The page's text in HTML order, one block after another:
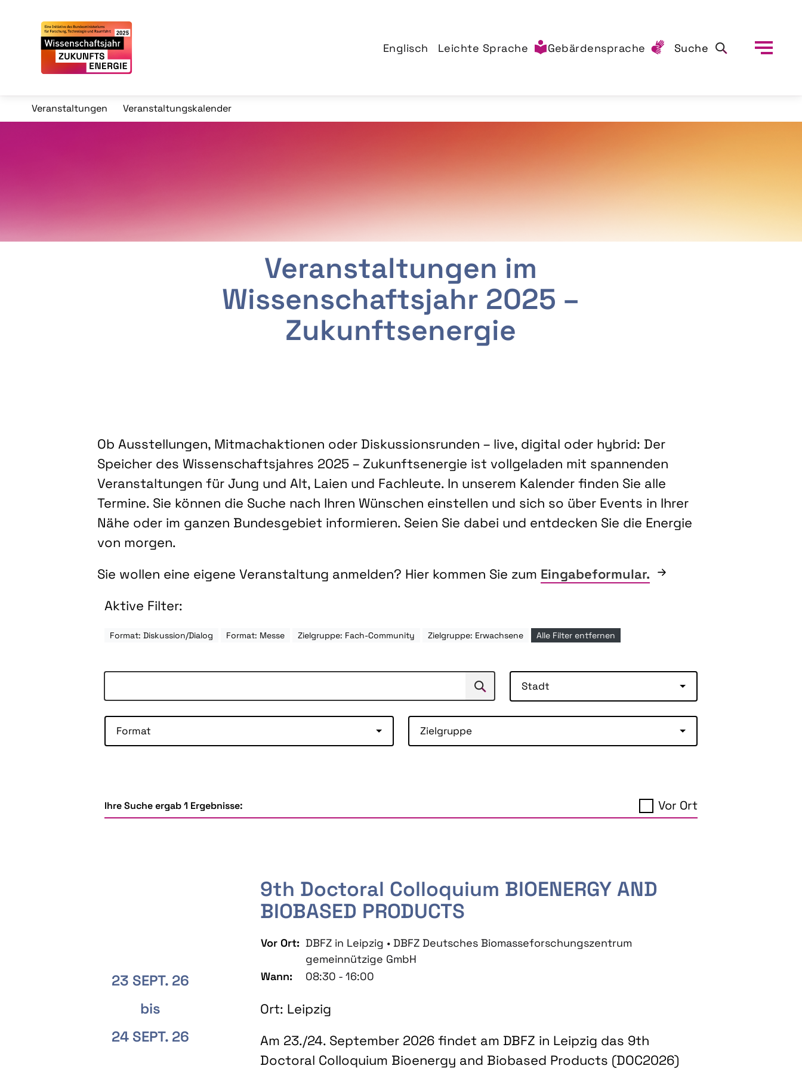
Englisch Leichte Sprache Gebärdensprache Suche
Veranstaltungen Veranstaltungskalender
Veranstaltungen im
Wissenschaftsjahr 2025 –
Zukunftsenergie
Ob Ausstellungen, Mitmachaktionen oder Diskussionsrunden – live, digital oder hybrid: Der
Speicher des Wissenschaftsjahres 2025 – Zukunftsenergie ist vollgeladen mit spannenden
Veranstaltungen für Jung und Alt, Laien und Fachleute. In unserem Kalender finden Sie alle
Termine. Sie können die Suche nach Ihren Wünschen einstellen und sich so über Events in Ihrer
Nähe oder im ganzen Bundesgebiet informieren. Seien Sie dabei und entdecken Sie die Energie
von morgen.
Sie wollen eine eigene Veranstaltung anmelden? Hier kommen Sie zum Eingabeformular.
Aktive Filter:
Format: Diskussion/Dialog Format: Messe Zielgruppe: Fach-Community Zielgruppe: Erwachsene Alle Filter entfernen
Suchen Stadt
Format Zielgruppe
Ihre Suche ergab 1 Ergebnisse: Vor Ort
23 SEPT. 26
bis
24 SEPT. 26
9th Doctoral Colloquium BIOENERGY AND
BIOBASED PRODUCTS
Vor Ort: DBFZ in Leipzig • DBFZ Deutsches Biomasseforschungszentrum
gemeinnützige GmbH
Wann:
08:30 - 16:00
Ort: Leipzig
Am 23./24. September 2026 findet am DBFZ in Leipzig das 9th
Doctoral Colloquium Bioenergy and Biobased Products (DOC2026)